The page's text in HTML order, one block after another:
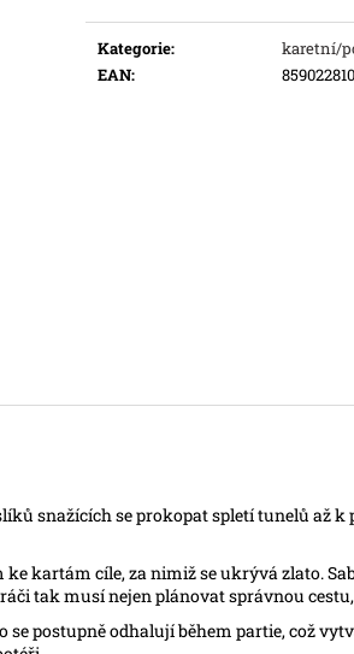
Kategorie:
karetní/
EAN:
snažících se prokopat spletí tunelů až
kartám cíle, za nimiž se ukrývá zlato.
tak musí nejen plánovat správnou
se postupně odhalují během partie, což